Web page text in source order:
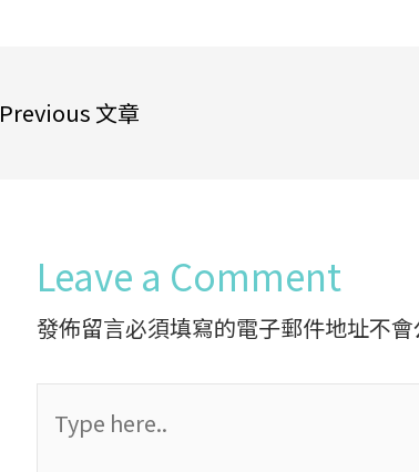
Previous 文章
Leave a Comment
發佈留言必須填寫的電子郵件地址不會
here..